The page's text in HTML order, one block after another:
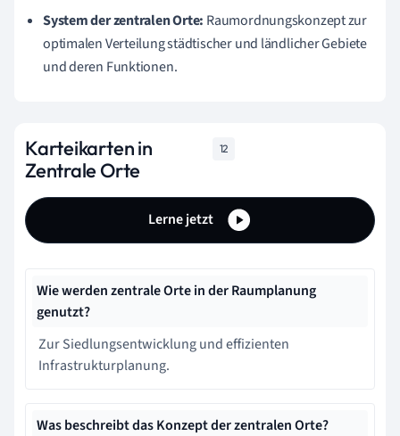
System der zentralen Orte: Raumordnungskonzept zur
optimalen Verteilung städtischer und ländlicher Gebiete
und deren Funktionen.
Karteikarten in
Zentrale Orte
12
Lerne jetzt
Wie werden zentrale Orte in der Raumplanung
genutzt?
Zur Siedlungsentwicklung und effizienten
Infrastrukturplanung.
Was beschreibt das Konzept der zentralen Orte?